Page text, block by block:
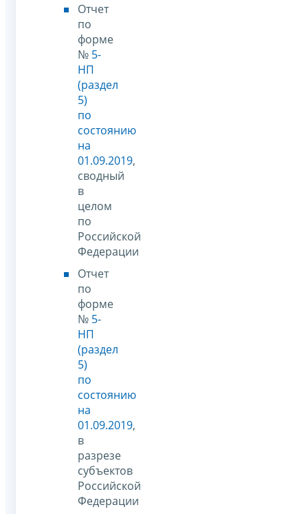
Отчет
по
форме
№ 5-
НП
(раздел
5)
по
состоянию
на
01.09.2019,
сводный
в
целом
по
Российской
Федерации
Отчет
по
форме
№ 5-
НП
(раздел
5)
по
состоянию
на
01.09.2019,
в
разрезе
субъектов
Российской
Федерации